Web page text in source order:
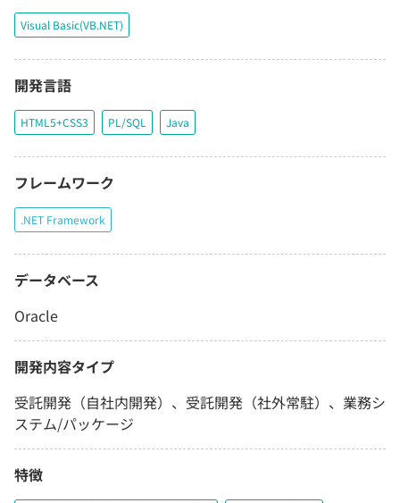
Visual Basic(VB.NET)
開発言語
HTML5+CSS3 PL/SQL Java
フレームワーク
.NET Framework
データベース
Oracle
開発内容タイプ
受託開発（自社内開発）、受託開発（社外常駐）、業務シ
ステム/パッケージ
特徴